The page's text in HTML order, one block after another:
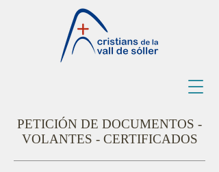
PETICIÓN DE DOCUMENTOS -
VOLANTES - CERTIFICADOS